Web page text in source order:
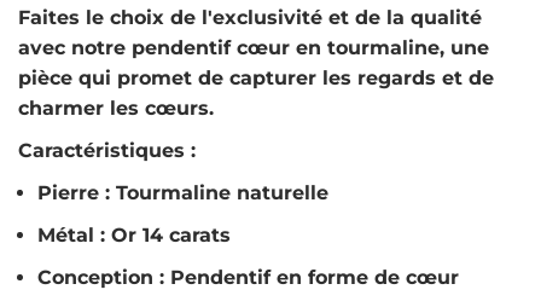
Faites le choix de l'exclusivité et de la qualité
avec notre pendentif cœur en tourmaline, une
pièce qui promet de capturer les regards et de
charmer les cœurs.
Caractéristiques :
Pierre : Tourmaline naturelle
Métal : Or 14 carats
Conception : Pendentif en forme de cœur